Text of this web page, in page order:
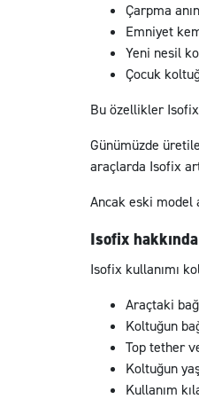
Çarpma
Emniyet
Yeni nesil
Çocuk
Bu özellikler
Günümüzde
araçlarda Isofix
Ancak eski
Isofix
Isofix kullanımı
Araçtaki
Koltuğun
Top tether
Koltuğun
Kullanım